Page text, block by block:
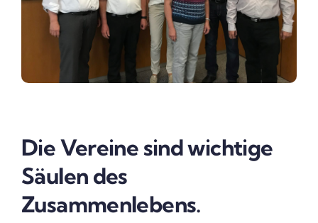
Die Vereine sind wichtige
Säulen des
Zusammenlebens.